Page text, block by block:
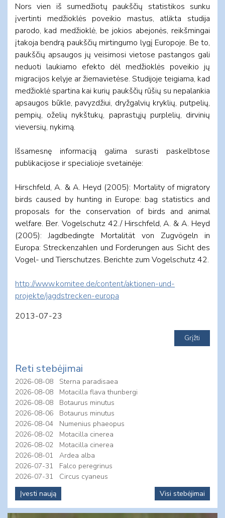
Nors vien iš sumedžiotų paukščių statistikos sunku
įvertinti medžioklės poveikio mastus, atlikta studija
parodo, kad medžioklė, be jokios abejonės, reikšmingai
įtakoja bendrą paukščių mirtingumo lygį Europoje. Be to,
paukščių apsaugos jų veisimosi vietose pastangos gali
neduoti laukiamo efekto dėl medžioklės poveikio jų
migracijos kelyje ar žiemavietėse. Studijoje teigiama, kad
medžioklė spartina kai kurių paukščių rūšių su nepalankia
apsaugos būkle, pavyzdžiui, dryžgalvių kryklių, putpelių,
pempių, oželių nykštukų, paprastųjų purplelių, dirvinių
vieversių, nykimą.
Išsamesnę informaciją galima surasti paskelbtose
publikacijose ir specialioje svetainėje:
Hirschfeld, A. & A. Heyd (2005): Mortality of migratory
birds caused by hunting in Europe: bag statistics and
proposals for the conservation of birds and animal
welfare. Ber. Vogelschutz 42./ Hirschfeld, A. & A. Heyd
(2005): Jagdbedingte Mortalität von Zugvögeln in
Europa: Streckenzahlen und Forderungen aus Sicht des
Vogel- und Tierschutzes. Berichte zum Vogelschutz 42.
http://www.komitee.de/content/aktionen-und-
projekte/jagdstrecken-europa
2013-07-23
Reti stebėjimai
2026-08-08
Sterna paradisaea
2026-08-08
Motacilla flava thunbergi
2026-08-08
Botaurus minutus
2026-08-06
Botaurus minutus
2026-08-04
Numenius phaeopus
2026-08-02
Motacilla cinerea
2026-08-02
Motacilla cinerea
2026-08-01
Ardea alba
2026-07-31
Falco peregrinus
2026-07-31
Circus cyaneus
Įvesti naują
Visi stebėjimai